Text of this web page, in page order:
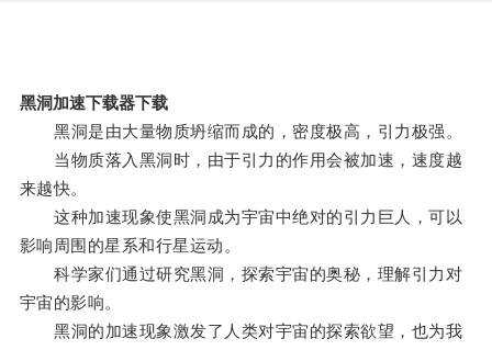
黑洞加速下载器下载
黑洞是由大量物质坍缩而成的，密度极高，引力极强。
当物质落入黑洞时，由于引力的作用会被加速，速度越
来越快。
这种加速现象使黑洞成为宇宙中绝对的引力巨人，可以
影响周围的星系和行星运动。
科学家们通过研究黑洞，探索宇宙的奥秘，理解引力对
宇宙的影响。
黑洞的加速现象激发了人类对宇宙的探索欲望，也为我